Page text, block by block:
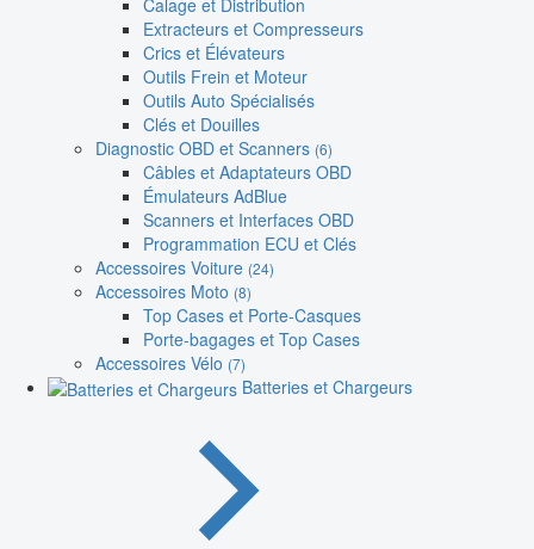
Extracteurs et Compresseurs
Crics et Élévateurs
Outils Frein et Moteur
Outils Auto Spécialisés
Clés et Douilles
Diagnostic OBD et Scanners (6)
Câbles et Adaptateurs OBD
Émulateurs AdBlue
Scanners et Interfaces OBD
Programmation ECU et Clés
Accessoires Voiture (24)
Accessoires Moto (8)
Top Cases et Porte-Casques
Porte-bagages et Top Cases
Accessoires Vélo (7)
Batteries et Chargeurs